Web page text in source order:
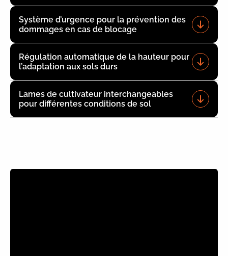
Système d’urgence pour la prévention des
dommages en cas de blocage
Régulation automatique de la hauteur pour
l’adaptation aux sols durs
Lames de cultivateur interchangeables
pour différentes conditions de sol